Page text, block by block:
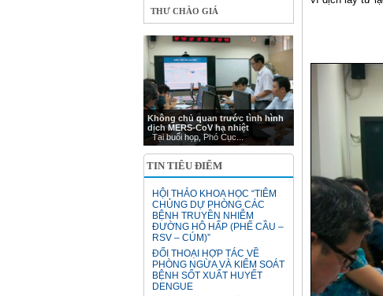
THƯ CHÀO GIÁ
Không chủ quan trước tình hình
dịch MERS-CoV hạ nhiệt
Tại buổi họp, Phó Cục...
TIN TIÊU ĐIỂM
HỘI THẢO KHOA HỌC “TIÊM
CHỦNG DỰ PHÒNG CÁC
BỆNH TRUYỀN NHIỄM
ĐƯỜNG HÔ HẤP (PHẾ CẦU –
RSV – CÚM)”
ĐỐI THOẠI HỢP TÁC VỀ
PHÒNG NGỪA VÀ KIỂM SOÁT
BỆNH SỐT XUẤT HUYẾT
DENGUE